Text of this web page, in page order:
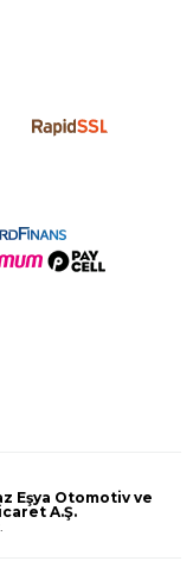
Eşya Otomotiv ve
A.Ş.